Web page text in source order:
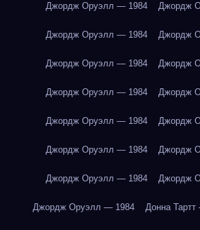
Джордж Оруэлл — 1984 Джордж
Джордж Оруэлл — 1984 Джордж
Джордж Оруэлл — 1984 Джордж
Джордж Оруэлл — 1984 Джордж
Джордж Оруэлл — 1984 Джордж
Джордж Оруэлл — 1984 Джордж
Джордж Оруэлл — 1984 Джордж
Джордж Оруэлл — 1984 Донна